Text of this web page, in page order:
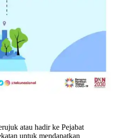
atau hadir ke Pejabat
untuk mendapatkan